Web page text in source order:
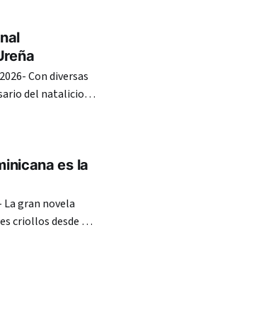
Con diversas
del natalicio
floral en el
es la
La gran novela
criollos desde el
de la